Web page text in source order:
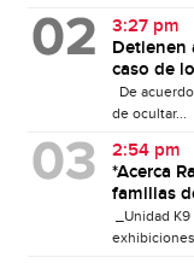
3:27 pm
Detienen
caso de
De
de ocultar...
2:54 pm
*Acerca
familias
_Unidad